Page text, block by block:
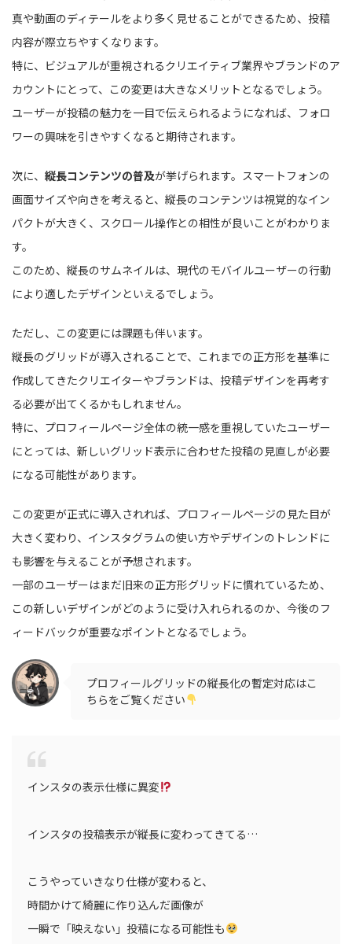
真や動画のディテールをより多く見せることができるため、投稿
内容が際立ちやすくなります。
特に、ビジュアルが重視されるクリエイティブ業界やブランドのア
カウントにとって、この変更は大きなメリットとなるでしょう。
ユーザーが投稿の魅力を一目で伝えられるようになれば、フォロ
ワーの興味を引きやすくなると期待されます。
次に、 縦長コンテンツの普及が挙げられます。スマートフォンの
画面サイズや向きを考えると、縦長のコンテンツは視覚的なイン
パクトが大きく、スクロール操作との相性が良いことがわかりま
す。
このため、縦長のサムネイルは、現代のモバイルユーザーの行動
により適したデザインといえるでしょう。
ただし、この変更には課題も伴います。
縦長のグリッドが導入されることで、これまでの正方形を基準に
作成してきたクリエイターやブランドは、投稿デザインを再考す
る必要が出てくるかもしれません。
特に、プロフィールページ全体の統一感を重視していたユーザー
にとっては、新しいグリッド表示に合わせた投稿の見直しが必要
になる可能性があります。
この変更が正式に導入されれば、プロフィールページの見た目が
大きく変わり、インスタグラムの使い方やデザインのトレンドに
も影響を与えることが予想されます。
一部のユーザーはまだ旧来の正方形グリッドに慣れているため、
この新しいデザインがどのように受け入れられるのか、今後のフ
ィードバックが重要なポイントとなるでしょう。
プロフィールグリッドの縦長化の暫定対応はこ
ちらをご覧ください
インスタの表示仕様に異変
インスタの投稿表示が縦長に変わってきてる…
こうやっていきなり仕様が変わると、
時間かけて綺麗に作り込んだ画像が
一瞬で「映えない」投稿になる可能性も